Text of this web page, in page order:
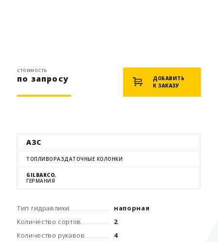
стоимость
по запросу
ДОБАВИТЬ
К ЗАКАЗУ
АЗС
ТОПЛИВОРАЗДАТОЧНЫЕ КОЛОНКИ
GILBARCO,
ГЕРМАНИЯ
Тип гидравлики
напорная
Количество сортов
2
Количество рукавов
4